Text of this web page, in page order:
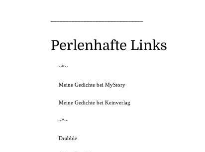
Perlenhafte Links
~*~
Meine Gedichte bei MyStory
Meine Gedichte bei Keinverlag
~*~
Drabble